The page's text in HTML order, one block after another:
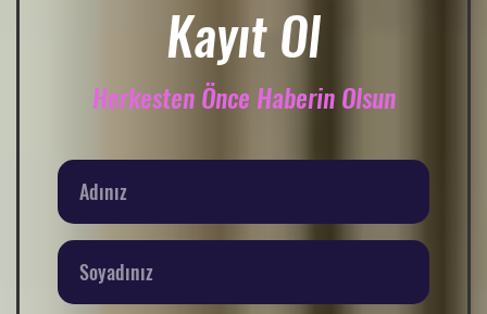
Kayıt Ol
Herkesten Önce Haberin Olsun